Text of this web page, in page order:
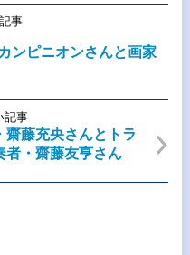
事
ンピニオンさんと画家
記事
齋藤充央さんとトラ
者・齋藤友亨さん